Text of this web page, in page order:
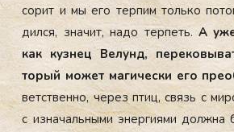
сорит и мы его тер­пим толь­ко
дил­ся, зна­чит, на­до тер­петь. А
как куз­нец Ве­лунд,
торый мо­жет ма­гичес­ки его
ветс­твен­но, че­рез птиц, связь с
с из­на­чаль­ны­ми энер­ги­ями дол­жна